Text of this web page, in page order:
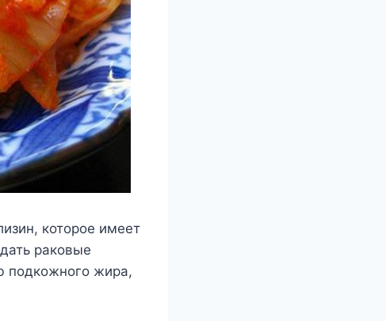
которое имеет
раковые
подкожного жира,